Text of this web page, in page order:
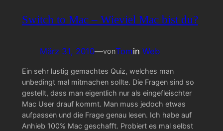
Switch to Mac – Wieviel Mac bist du?
März 31, 2010—vonTomin Web
Ein sehr lustig gemachtes Quiz, welches man
unbedingt mal mitmachen sollte. Die Fragen sind so
gestellt, dass man eigentlich nur als eingefleischter
Mac User drauf kommt. Man muss jedoch etwas
aufpassen und die Frage genau lesen. Ich habe auf
Anhieb 100% Mac geschafft. Probiert es mal selbst